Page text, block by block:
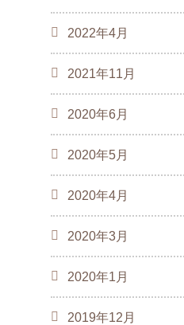
2022年4月
2021年11月
2020年6月
2020年5月
2020年4月
2020年3月
2020年1月
2019年12月